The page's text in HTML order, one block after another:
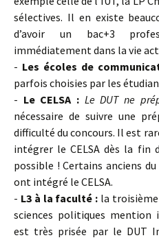
sélectives. Il en existe
d’avoir un bac+3
immédiatement dans la vie
- Les écoles de
parfois choisies par les
- Le CELSA : Le DUT ne
nécessaire de suivre une
difficulté du concours. Il est
intégrer le CELSA dès la fin
possible ! Certains anciens
ont intégré le CELSA.
- L3 à la faculté : la troisième
sciences politiques
est très prisée par le DUT